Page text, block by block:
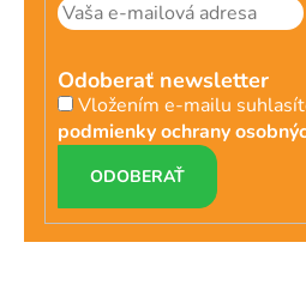
Odoberať newsletter
Vložením e-mailu
podmienky ochrany
PRIHLÁSIŤ
SA